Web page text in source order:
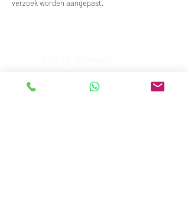
verzoek worden aangepast.
2321 JW Leiden